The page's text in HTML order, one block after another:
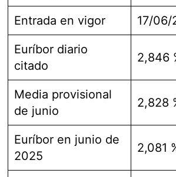
Entrada en vigor 17/06/
Euríbor diario
citado
2,846
Media provisional
de junio
2,828
Euríbor en junio de
2025
2,081